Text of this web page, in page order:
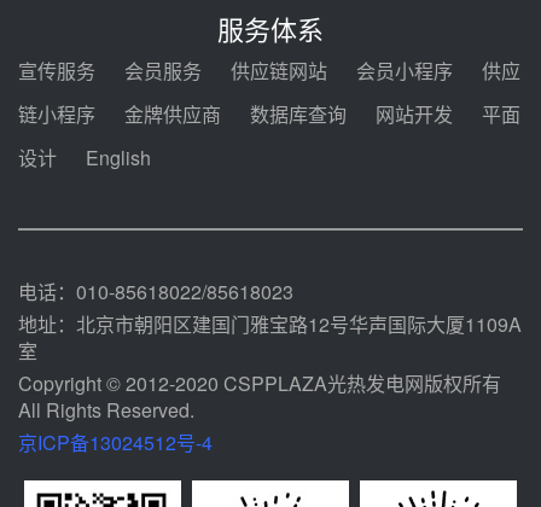
锅中标格尔木项目蒸汽发生系统
甘肃建投安装公司赴京洽谈，深化
瓜州、博州光热项目战略合作
发！明确推动光热发电规模化发展
服务体系
宣传服务 会员服务 供应链网站 会员小程序
供应
链小程序
金牌供应商 数据库查询 网站开发
平面
设计
English
电话：010-85618022/85618023
地址：北京市朝阳区建国门雅宝路12号华声国际大厦1109A
室
Copyright © 2012-2020 CSPPLAZA光热发电网版权所有
All Rights Reserved.
京ICP备13024512号-4